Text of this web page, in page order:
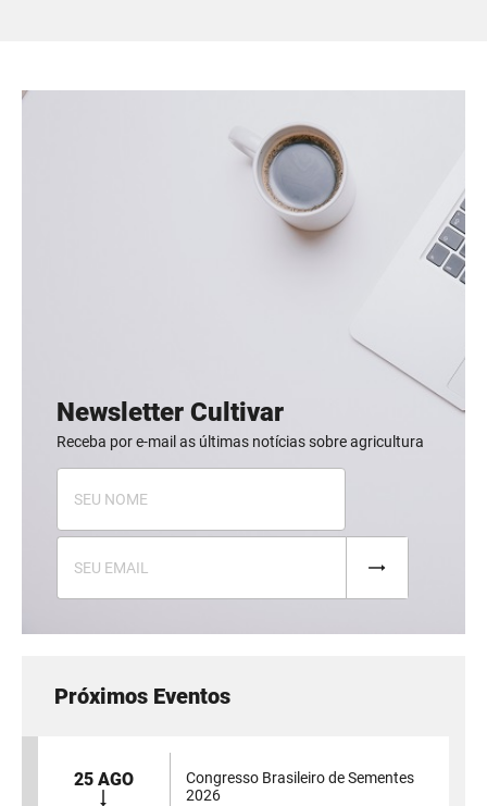
Newsletter Cultivar
Receba por e-mail as últimas notícias sobre agricultura
Próximos Eventos
25 AGO
Congresso Brasileiro de Sementes
2026